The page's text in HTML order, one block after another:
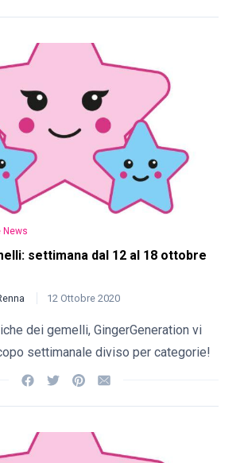
News
settimana dal 12 al 18 ottobre
12 Ottobre 2020
dei gemelli, GingerGeneration vi
settimanale diviso per categorie!